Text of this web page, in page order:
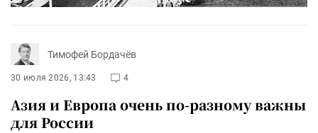
Тимофей Бордачёв
30 июля 2026, 13:43 4
Азия и Европа очень по-разному важны
для России